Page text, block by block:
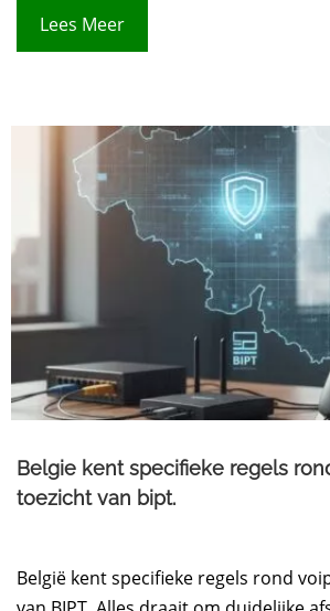
Lees Meer
Belgie kent specifieke regels
toezicht van bipt.
België kent specifieke regels rond